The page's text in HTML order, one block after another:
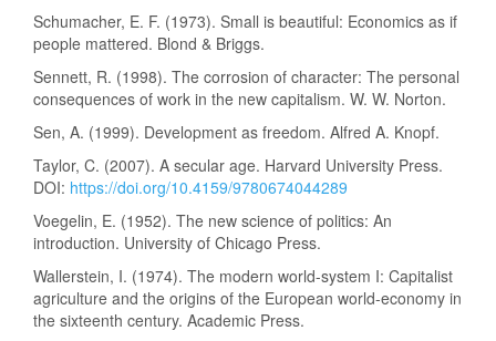
Schumacher, E. F. (1973). Small is beautiful: Economics as if
people mattered. Blond & Briggs.
Sennett, R. (1998). The corrosion of character: The personal
consequences of work in the new capitalism. W. W. Norton.
Sen, A. (1999). Development as freedom. Alfred A. Knopf.
Taylor, C. (2007). A secular age. Harvard University Press.
DOI: https://doi.org/10.4159/9780674044289
Voegelin, E. (1952). The new science of politics: An
introduction. University of Chicago Press.
Wallerstein, I. (1974). The modern world-system I: Capitalist
agriculture and the origins of the European world-economy in
the sixteenth century. Academic Press.